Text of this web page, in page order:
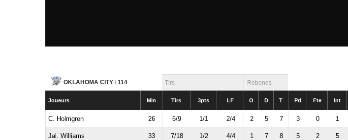
OKLAHOMA CITY / 114 Tirs Rebonds
Joueurs Min Tirs 3pts LF O D T Pd Fte Int
C. Holmgren 26 6/9 1/1 2/4 2 5 7 3 0 1
Jal. Williams 33 7/18 1/2 4/4 1 7 8 5 2 5